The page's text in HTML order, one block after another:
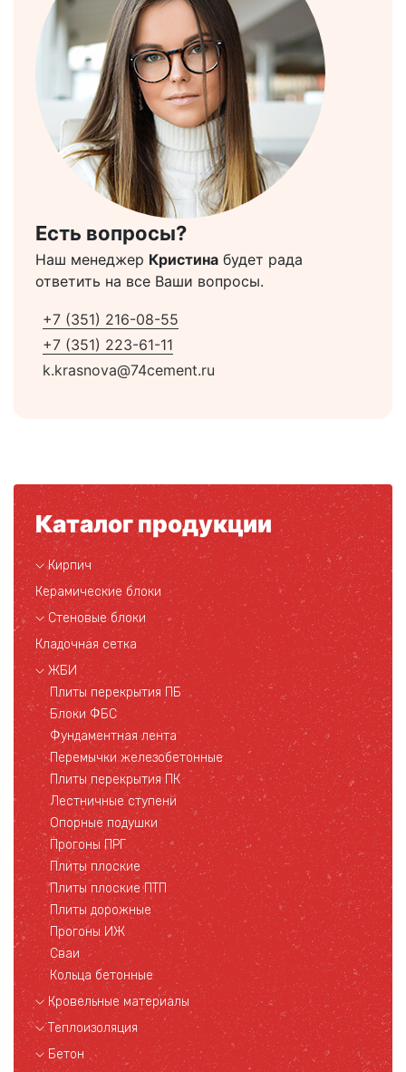
Есть вопросы?
Наш менеджер Кристина будет рада
ответить на все Ваши вопросы.
+7 (351) 216-08-55
+7 (351) 223-61-11
k.krasnova@74cement.ru
Каталог продукции
Кирпич
Керамические блоки
Стеновые блоки
Кладочная сетка
ЖБИ
Плиты перекрытия ПБ
Блоки ФБС
Фундаментная лента
Перемычки железобетонные
Плиты перекрытия ПК
Лестничные ступени
Опорные подушки
Прогоны ПРГ
Плиты плоские
Плиты плоские ПТП
Плиты дорожные
Прогоны ИЖ
Сваи
Кольца бетонные
Кровельные материалы
Теплоизоляция
Бетон